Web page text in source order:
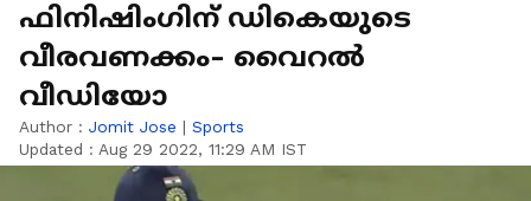
ഫിനിഷിംഗിന് ഡികെയുടെ
വീരവണക്കം- വൈറല്‍
വീഡിയോ
Author : Jomit Jose | Sports
Updated : Aug 29 2022, 11:29 AM IST